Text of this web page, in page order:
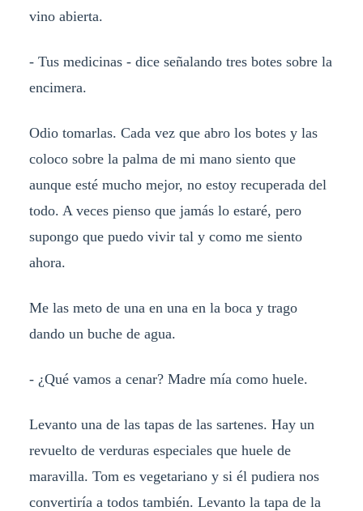
vino abierta.
- Tus medicinas - dice señalando tres botes sobre la
encimera.
Odio tomarlas. Cada vez que abro los botes y las
coloco sobre la palma de mi mano siento que
aunque esté mucho mejor, no estoy recuperada del
todo. A veces pienso que jamás lo estaré, pero
supongo que puedo vivir tal y como me siento
ahora.
Me las meto de una en una en la boca y trago
dando un buche de agua.
- ¿Qué vamos a cenar? Madre mía como huele.
Levanto una de las tapas de las sartenes. Hay un
revuelto de verduras especiales que huele de
maravilla. Tom es vegetariano y si él pudiera nos
convertiría a todos también. Levanto la tapa de la